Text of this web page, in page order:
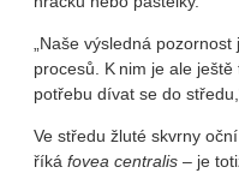
„Naše výsledná
procesů. K nim je ale
potřebu dívat se do
Ve středu žluté skvrny
říká fovea centralis – je